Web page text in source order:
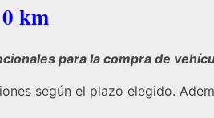
km
para la compra de
según el plazo elegido.